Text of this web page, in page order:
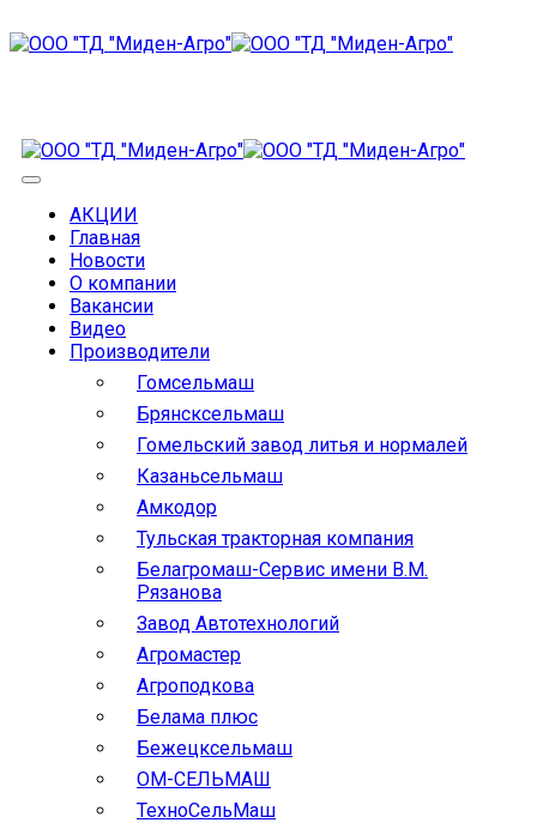
АКЦИИ
Главная
Новости
О компании
Вакансии
Видео
Производители
Гомсельмаш
Брянсксельмаш
Гомельский завод литья и нормалей
Казаньсельмаш
Амкодор
Тульская тракторная компания
Белагромаш-Сервис имени В.М.
Рязанова
Завод Автотехнологий
Агромастер
Агроподкова
Белама плюс
Бежецксельмаш
ОМ-СЕЛЬМАШ
ТехноСельМаш